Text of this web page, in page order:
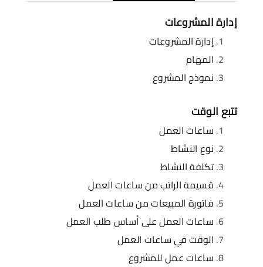
إدارة المشروعات
إدارة المشروعات
المهام
نموذج المشروع
تتبع الوقت
ساعات العمل
نوع النشاط
تكلفة النشاط
قسيمة الراتب من ساعات العمل
فاتورة المبيعات من ساعات العمل
ساعات العمل على أساس طلب العمل
الوقت في ساعات العمل
ساعات عمل للمشروع